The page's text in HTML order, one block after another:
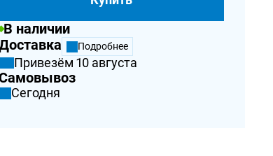
В наличии
Подробнее
Привезём 10 августа
Сегодня